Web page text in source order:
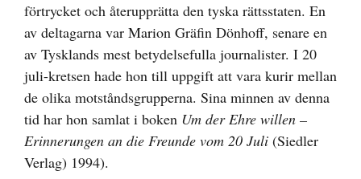
förtrycket och återupprätta den tyska rättsstaten. En
av deltagarna var Marion Gräfin Dönhoff, senare en
av Tysklands mest betydelsefulla journalister. I 20
juli-kretsen hade hon till uppgift att vara kurir mellan
de olika motståndsgrupperna. Sina minnen av denna
tid har hon samlat i boken Um der Ehre willen –
Erinnerungen an die Freunde vom 20 Juli (Siedler
Verlag) 1994).